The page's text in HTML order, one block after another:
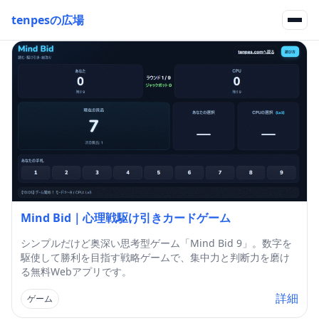
tenpesの広場
Mind Bid｜心理戦駆け引きカードゲーム
シンプルだけど奥深い思考型ゲーム「Mind Bid 9」。数字を
駆使して勝利を目指す戦略ゲームで、集中力と判断力を磨け
る無料Webアプリです。
ゲーム 詳細